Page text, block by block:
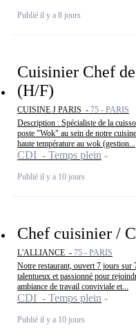
Publié il y a 8 jours
Cuisinier Chef
(H/F)
CUISINE J PARIS - 75 - PARIS
Description : Spécialiste de la
poste "Wok" au sein de notre
haute température au wok (gestion...
CDI - Temps plein
Publié il y a 10 jours
Chef cuisinier /
L'ALLIANCE - 75 - PARIS
Notre restaurant, ouvert 7 jours sur
talentueux et passionné pour
ambiance de travail conviviale et...
CDI - Temps plein
Publié il y a 10 jours